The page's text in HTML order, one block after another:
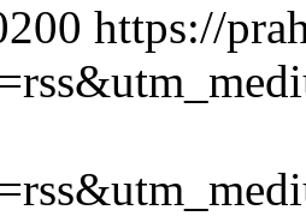
https://